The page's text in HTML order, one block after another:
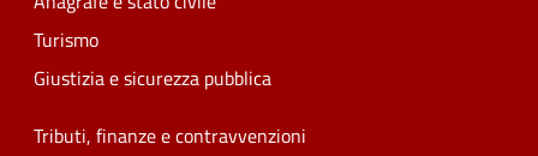
Turismo
Giustizia e sicurezza pubblica
Tributi, finanze e contravvenzioni